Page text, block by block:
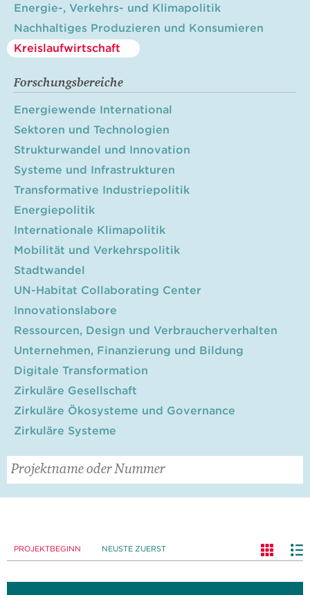
Energie-, Verkehrs- und Klimapolitik
Nachhaltiges Produzieren und Konsumieren
Kreislaufwirtschaft
Forschungsbereiche
Energiewende International
Sektoren und Technologien
Strukturwandel und Innovation
Systeme und Infrastrukturen
Transformative Industriepolitik
Energiepolitik
Internationale Klimapolitik
Mobilität und Verkehrspolitik
Stadtwandel
UN-Habitat Collaborating Center
Innovationslabore
Ressourcen, Design und Verbraucherverhalten
Unternehmen, Finanzierung und Bildung
Digitale Transformation
Zirkuläre Gesellschaft
Zirkuläre Ökosysteme und Governance
Zirkuläre Systeme
PROJEKTBEGINN NEUSTE ZUERST